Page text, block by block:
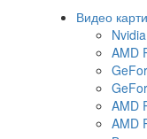
Видео карти
AMD
AMD
AMD